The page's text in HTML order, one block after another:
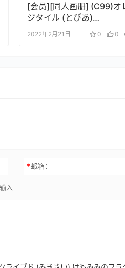
[会员][同人画册] (C99)オ
ジタイル (とぴあ)
HOLOCUTE!!
2022年2月21日 0 0
*邮箱：
入